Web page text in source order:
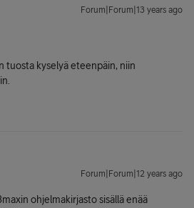
Forum|Forum|13 years ago
tuosta kyselyä eteenpäin, niin
Forum|Forum|12 years ago
ohjelmakirjasto sisällä enää